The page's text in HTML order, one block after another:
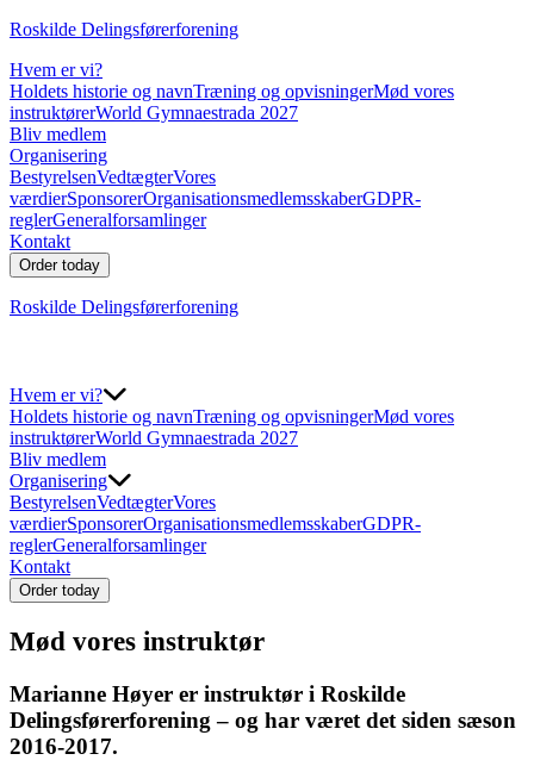
Roskilde Delingsførerforening
Hvem er vi?
Holdets historie og navnTræning og opvisningerMød vores
instruktørerWorld Gymnaestrada 2027
Bliv medlem
Organisering
BestyrelsenVedtægterVores
værdierSponsorerOrganisationsmedlemsskaberGDPR-
reglerGeneralforsamlinger
Kontakt
Order today
Roskilde Delingsførerforening
Hvem er vi?
Holdets historie og navnTræning og opvisningerMød vores
instruktørerWorld Gymnaestrada 2027
Bliv medlem
Organisering
BestyrelsenVedtægterVores
værdierSponsorerOrganisationsmedlemsskaberGDPR-
reglerGeneralforsamlinger
Kontakt
Order today
Mød vores instruktør
Marianne Høyer er instruktør i Roskilde
Delingsførerforening – og har været det siden sæson
2016-2017.